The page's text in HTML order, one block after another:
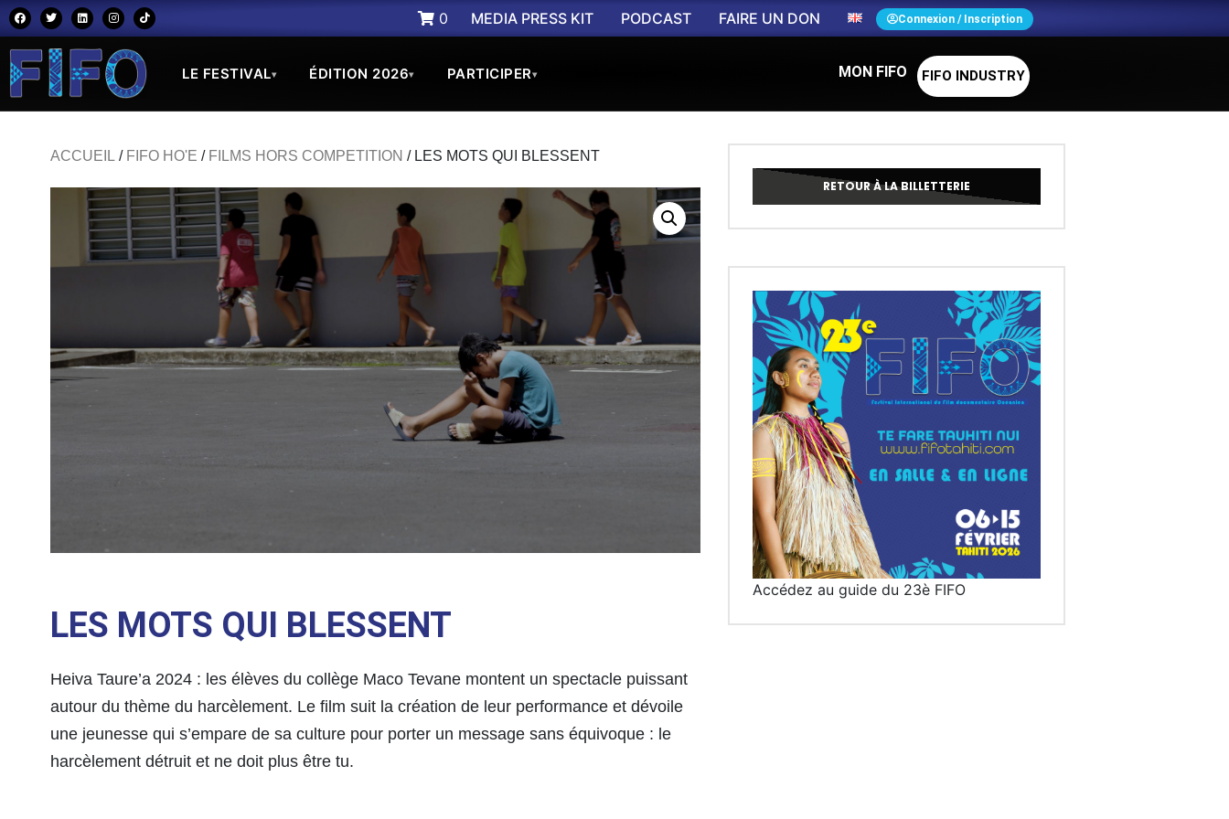
0 MEDIA PRESS KIT PODCAST FAIRE UN DON Connexion / Inscription
LE FESTIVAL▾ ÉDITION 2026▾ PARTICIPER▾ MON FIFO FIFO INDUSTRY
ACCUEIL / FIFO HO'E / FILMS HORS COMPETITION / LES MOTS QUI BLESSENT
LES MOTS QUI BLESSENT
Heiva Taure’a 2024 : les élèves du collège Maco Tevane montent un spectacle puissant
autour du thème du harcèlement. Le film suit la création de leur performance et dévoile
une jeunesse qui s’empare de sa culture pour porter un message sans équivoque : le
harcèlement détruit et ne doit plus être tu.
RETOUR À LA BILLETTERIE
Accédez au guide du 23è FIFO